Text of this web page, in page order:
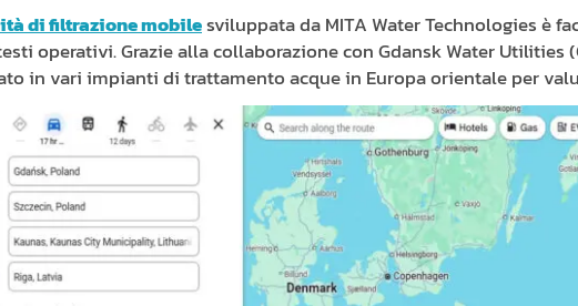
di filtrazione mobilesviluppata da MITA Water Technologies è
operativi. Grazie alla collaborazione con Gdansk Water Utilities
in vari impianti di trattamento acque in Europa orientale per